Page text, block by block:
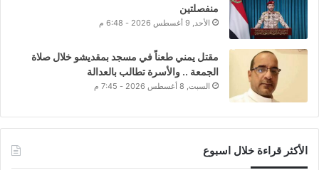
منفصلتين
الأحد, 9 أغسطس 2026 - 6:48 م
مقتل يمني طعناً في مسجد بمقديشو خلال صلاة
الجمعة .. والأسرة تطالب بالعدالة
السبت, 8 أغسطس 2026 - 7:45 م
الأكثر قراءة خلال اسبوع